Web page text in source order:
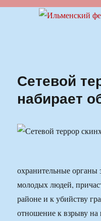
Ильменский
Сетевой
набирает
охранительные органы
молодых людей,
районе и к убийству
отношение к взрыву